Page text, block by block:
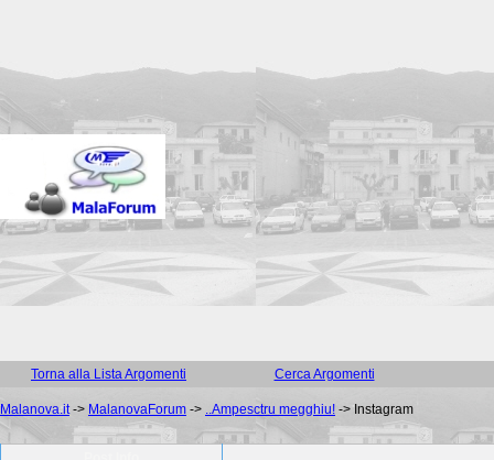
Torna alla Lista Argomenti Cerca Argomenti
Malanova.it-> MalanovaForum -> ..Ampesctru megghiu! -> Instagram